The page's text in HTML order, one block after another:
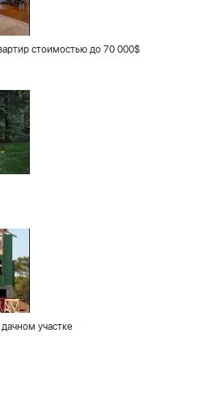
стоимостью до 70 000$
участке